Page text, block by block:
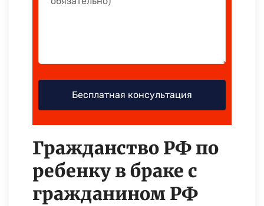
Гражданство РФ по
ребенку в браке с
гражданином РФ